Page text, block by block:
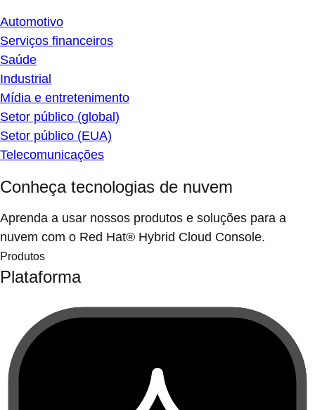
Automotivo
Serviços financeiros
Saúde
Industrial
Mídia e entretenimento
Setor público (global)
Setor público (EUA)
Telecomunicações
Conheça tecnologias de nuvem
Aprenda a usar nossos produtos e soluções para a
nuvem com o Red Hat® Hybrid Cloud Console.
Produtos
Plataforma